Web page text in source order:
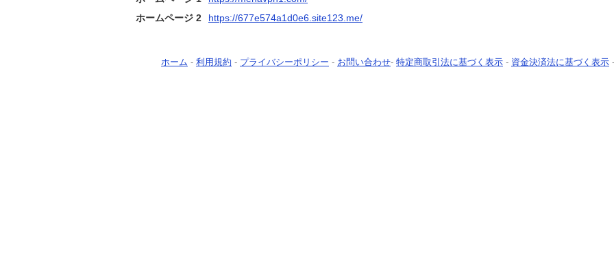
ホームページ 2
https://677e574a1d0e6.site123.me/
ホーム - 利用規約 - プライバシーポリシー - お問い合わせ- 特定商取引法に基づく表示 - 資金決済法に基づく表示 -